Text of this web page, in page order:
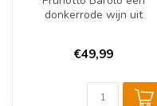
donkerrode wijn uit
€49,99